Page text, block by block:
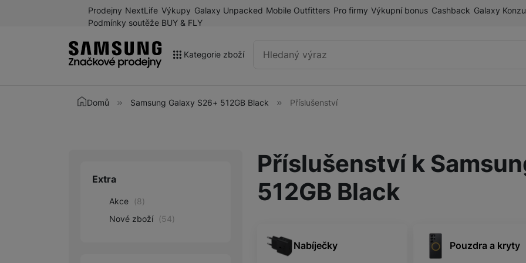
Prodejny NextLife Výkupy Galaxy Unpacked Mobile Outfitters Pro firmy Výkupní bonus Cashback Galaxy
Podmínky soutěže BUY & FLY
Vyhledávání
Kategorie zboží
Akce
Tablety
Domů Samsung Galaxy S26+ 512GB Black Příslušenství
Příslušenství k
512GB Black
Nabíječky Pouzdra a kryty
Upřesnit parametry
Extra
Akce (8)
Nové zboží (54)